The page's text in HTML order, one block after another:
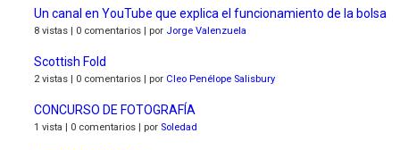
Un canal en YouTube que explica el funcionamiento de la bolsa
8 vistas 0 comentarios por Jorge Valenzuela
Scottish Fold
2 vistas 0 comentarios por Cleo Penélope Salisbury
CONCURSO DE FOTOGRAFÍA
1 vista 0 comentarios por Soledad